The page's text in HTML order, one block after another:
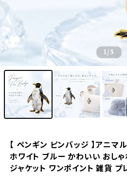
1 /5
【 ペンギン ピンバッジ 】アニマ
ホワイト ブルー かわいい おし
ジャケット ワンポイント 雑貨 プ